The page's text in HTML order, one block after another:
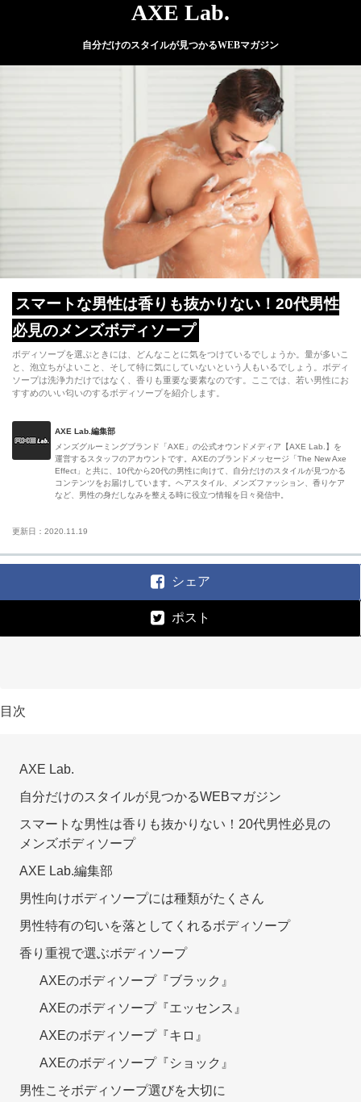
AXE Lab.
自分だけのスタイルが見つかるWEBマガジン
スマートな男性は香りも抜かりない！20代男性
必見のメンズボディソープ
ボディソープを選ぶときには、どんなことに気をつけているでしょうか。量が多いこ
と、泡立ちがよいこと、そして特に気にしていないという人もいるでしょう。ボディ
ソープは洗浄力だけではなく、香りも重要な要素なのです。ここでは、若い男性にお
すすめのいい匂いのするボディソープを紹介します。
AXE Lab.編集部
メンズグルーミングブランド「AXE」の公式オウンドメディア【AXE Lab.】を
運営するスタッフのアカウントです。AXEのブランドメッセージ「The New Axe
Effect」と共に、10代から20代の男性に向けて、自分だけのスタイルが見つかる
コンテンツをお届けしています。ヘアスタイル、メンズファッション、香りケア
など、男性の身だしなみを整える時に役立つ情報を日々発信中。
更新日：2020.11.19
シェア
ポスト
目次
AXE Lab.
自分だけのスタイルが見つかるWEBマガジン
スマートな男性は香りも抜かりない！20代男性必見の
メンズボディソープ
AXE Lab.編集部
男性向けボディソープには種類がたくさん
男性特有の匂いを落としてくれるボディソープ
香り重視で選ぶボディソープ
AXEのボディソープ『ブラック』
AXEのボディソープ『エッセンス』
AXEのボディソープ『キロ』
AXEのボディソープ『ショック』
男性こそボディソープ選びを大切に